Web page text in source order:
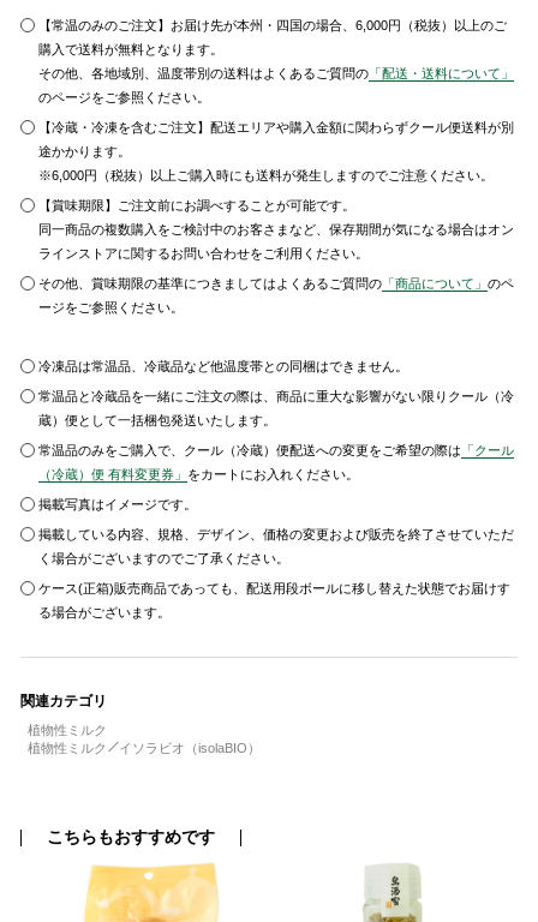
【常温のみのご注文】お届け先が本州・四国の場合、6,000円（税抜）以上のご
購入で送料が無料となります。
その他、各地域別、温度帯別の送料はよくあるご質問の 「配送・送料について」
のページをご参照ください。
【冷蔵・冷凍を含むご注文】配送エリアや購入金額に関わらずクール便送料が別
途かかります。
※6,000円（税抜）以上ご購入時にも送料が発生しますのでご注意ください。
【賞味期限】ご注文前にお調べすることが可能です。
同一商品の複数購入をご検討中のお客さまなど、保存期間が気になる場合はオン
ラインストアに関するお問い合わせをご利用ください。
その他、賞味期限の基準につきましてはよくあるご質問の 「商品について」のペ
ージをご参照ください。
冷凍品は常温品、冷蔵品など他温度帯との同梱はできません。
常温品と冷蔵品を一緒にご注文の際は、商品に重大な影響がない限りクール（冷
蔵）便として一括梱包発送いたします。
常温品のみをご購入で、クール（冷蔵）便配送への変更をご希望の際は 「クール
（冷蔵）便 有料変更券」 をカートにお入れください。
掲載写真はイメージです。
掲載している内容、規格、デザイン、価格の変更および販売を終了させていただ
く場合がございますのでご了承ください。
ケース(正箱)販売商品であっても、配送用段ボールに移し替えた状態でお届けす
る場合がございます。
関連カテゴリ
植物性ミルク
植物性ミルク
イソラビオ（isolaBIO）
こちらもおすすめです